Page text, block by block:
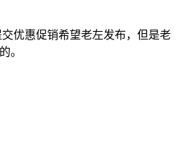
优惠促销希望老左发布，但是老
。